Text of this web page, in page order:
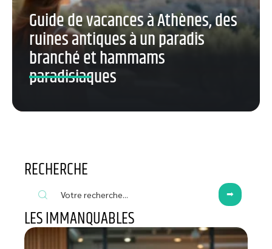
Guide de vacances à Athènes, des
ruines antiques à un paradis
branché et hammams
paradisiaques
RECHERCHE
LES IMMANQUABLES